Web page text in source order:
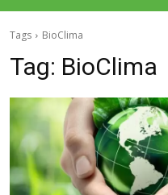
Tags BioClima
Tag: BioClima